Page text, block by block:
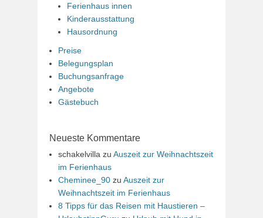
Ferienhaus innen
Kinderausstattung
Hausordnung
Preise
Belegungsplan
Buchungsanfrage
Angebote
Gästebuch
Neueste Kommentare
schakelvilla zu Auszeit zur Weihnachtszeit
im Ferienhaus
Cheminee_90 zu Auszeit zur
Weihnachtszeit im Ferienhaus
8 Tipps für das Reisen mit Haustieren –